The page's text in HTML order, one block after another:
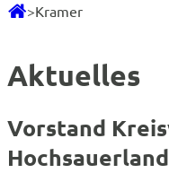
>Kramer
Aktuelles
Vorstand